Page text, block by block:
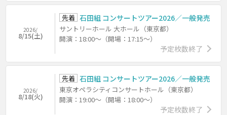
2026/
8/15(土)
先着 石田組 コンサートツアー2026／一般発売
サントリーホール 大ホール（東京都）
開演：18:00～（開場：17:15～）
予定枚数終了
2026/
8/18(火)
先着 石田組 コンサートツアー2026／一般発売
東京オペラシティコンサートホール（東京都）
開演：19:00～（開場：18:00～）
予定枚数終了